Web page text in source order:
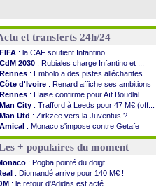
et transferts 24h/24
FIFA : la CAF soutient Infantino
CdM 2030 : Rubiales charge Infantino et ...
Rennes : Embolo a des pistes alléchantes
Côte d'Ivoire : Renard affiche ses ambitions
Rennes : Haise confirme pour Aït Boudlal
Man City : Trafford à Leeds pour 47 M€ (off...
Man Utd : Zirkzee vers la Juventus ?
Amical : Monaco s'impose contre Getafe
Nantes: Der Zakarian et sa relation avec Kita
OM: le club prêt à libérer Kondogbia ?
Monaco: le message touchant d'Akliouche
FIFA: Tebas en remet une couche
FIFA : l'UEFA maintient la pression
+ populaires du moment
: Pogba pointé du doigt
: Diomandé arrive pour 140 M€ !
: le retour d'Adidas est acté